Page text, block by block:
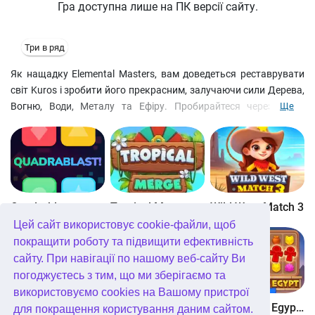
Цей сайт використовує cookie-файли, щоб
покращити роботу та підвищити ефективність
сайту. При навігації по нашому веб-сайту Ви
погоджуєтесь з тим, що ми зберігаємо та
використовуємо cookies на Вашому пристрої
для покращення користування даним сайтом.
Гра доступна лише на ПК версії сайту.
Три в ряд
Як нащадку Elemental Masters, вам доведеться реставрувати
світ Kuros і зробити його прекрасним, залучаючи сили Дерева,
Вогню, Води, Металу та Ефіру. Пробирайтеся через шари
125 традиційних рівнів Quest Mode змусять вас неабияк
попрацювати. В Action Mode буде потрібна ваша майстерність і
рефлекси, вам пропонується 130 рівнів. Врятуйте Kuros доки
не пізно!
Ще
Quadrablast Tropical Merge Wild West Match 3
Bubblez! Forest Match 4 Wonders of Egypt Match